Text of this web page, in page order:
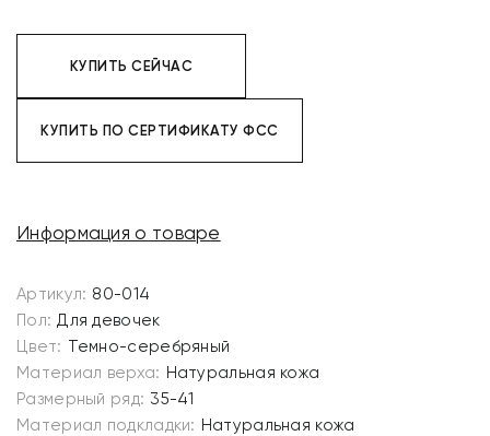
КУПИТЬ СЕЙЧАС
КУПИТЬ ПО СЕРТИФИКАТУ ФСС
Информация о товаре
Артикул: 80-014
Пол: Для девочек
Цвет: Темно-серебряный
Материал верха: Натуральная кожа
Размерный ряд: 35-41
Материал подкладки: Натуральная кожа